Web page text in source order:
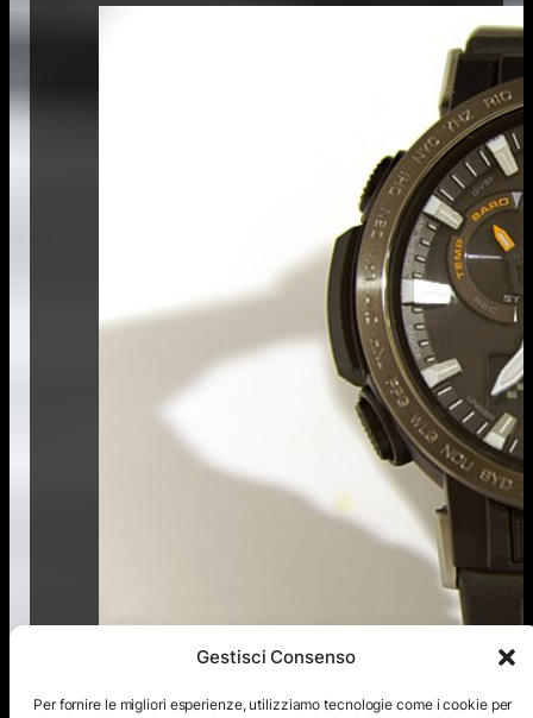
Gestisci Consenso
Per fornire le migliori esperienze, utilizziamo tecnologie come i cookie per
indicata la pressione atmosferica (1009 bar)